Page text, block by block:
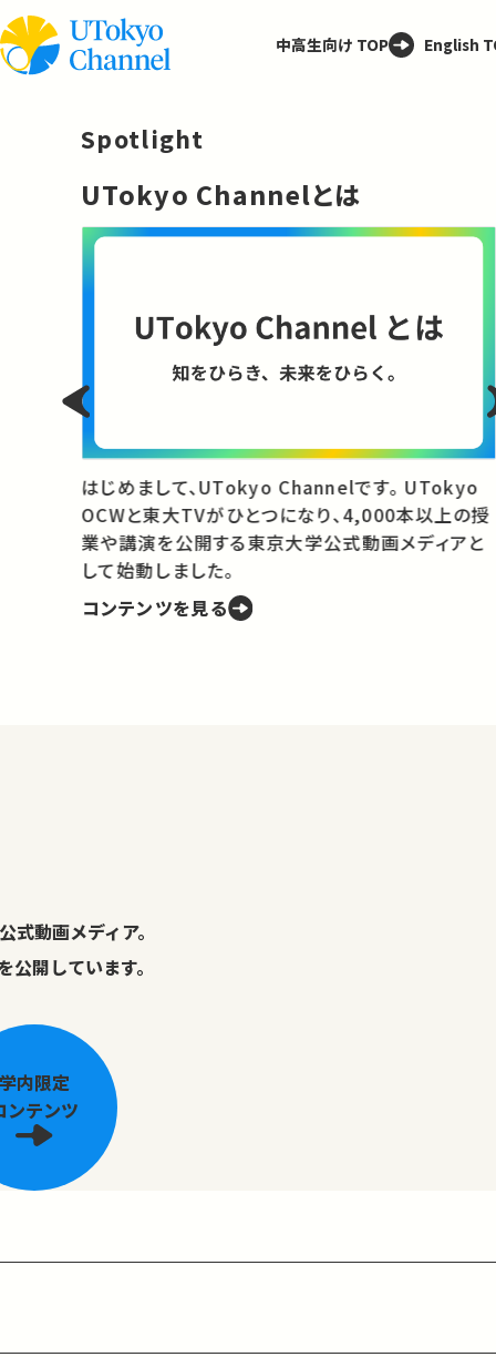
中高生向け TOP English
Spotlight
UTokyo Channelとは
はじめまして、UTokyo Channelです。 UTokyo
OCWと東大TVがひとつになり、4,000本以上の授
業や講演を公開する東京大学公式動画メディアと
して始動しました。
コンテンツを見る
式動画メディア。
開しています。
学内限定
ンテンツ